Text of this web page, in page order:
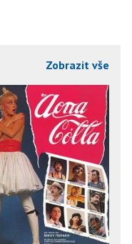
Zobrazit vše